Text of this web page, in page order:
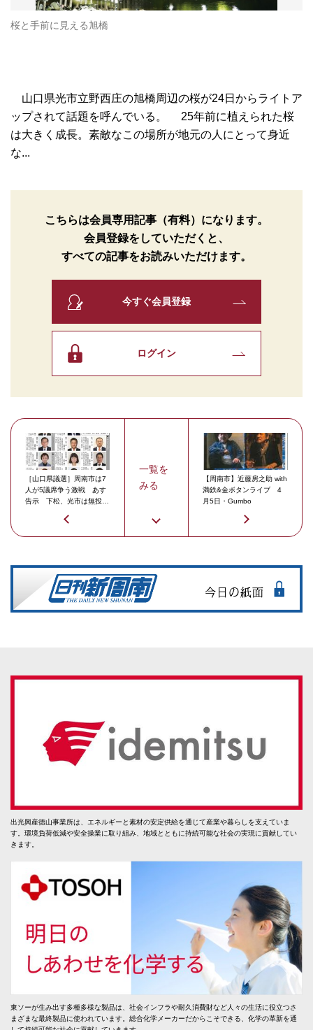
桜と手前に見える旭橋
山口県光市立野西庄の旭橋周辺の桜が24日からライトア
ップされて話題を呼んでいる。 25年前に植えられた桜
は大きく成長。素敵なこの場所が地元の人にとって身近
な...
こちらは会員専用記事（有料）になります。
会員登録をしていただくと、
すべての記事をお読みいただけます。
今すぐ会員登録
ログイン
［山口県議選］周南市は7
人が5議席争う激戦 あす
告示 下松、光市は無投票
一覧を
みる
【周南市】近藤房之助 with
満鉄&金ボタンライブ 4
月5日・Gumbo
出光興産徳山事業所は、エネルギーと素材の安定供給を通じて産業や暮らしを支えていま
す。環境負荷低減や安全操業に取り組み、地域とともに持続可能な社会の実現に貢献してい
きます。
東ソーが生み出す多種多様な製品は、社会インフラや耐久消費財など人々の生活に役立つさ
まざまな最終製品に使われています。総合化学メーカーだからこそできる、化学の革新を通